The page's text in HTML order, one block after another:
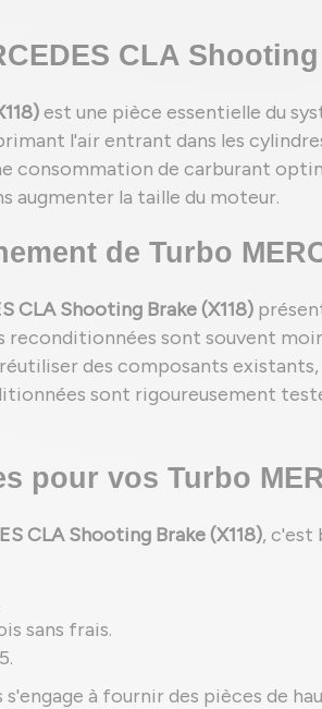
CLA
est une pièce essentielle du
l'air entrant dans les
consommation de carburant
augmenter la taille du moteur.
de Turbo
CLA Shooting Brake (X118)
sont souvent
des composants
sont rigoureusement
pour vos Turbo
CLA Shooting Brake (X118), c'est
sans frais.
s'engage à fournir des pièces de